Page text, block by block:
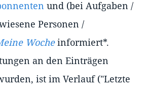
und (bei Aufgaben /
Personen /
Wocheinformiert*.
an den Einträgen
ist im Verlauf ("Letzte